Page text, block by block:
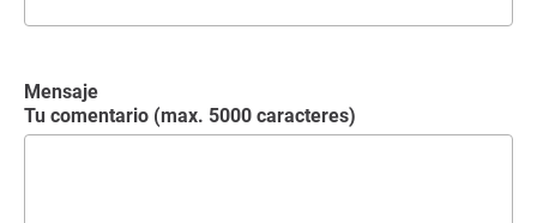
Mensaje
Tu comentario (max. 5000 caracteres)